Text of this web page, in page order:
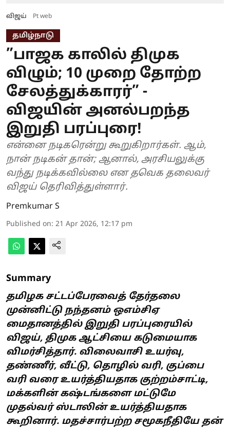
விஜய் Pt web
தமிழ்நாடு
”பாஜக காலில் திமுக
விழும்; 10 முறை தோற்ற
சேலத்துக்காரர்” -
விஜயின் அனல்பறந்த
இறுதி பரப்புரை!
என்னை நடிகரென்று கூறுகிறார்கள். ஆம்,
நான் நடிகன் தான்; ஆனால், அரசியலுக்கு
வந்து நடிக்கவில்லை என தவெக தலைவர்
விஜய் தெரிவித்துள்ளார்.
Premkumar S
Published on: 21 Apr 2026, 12:17 pm
Summary
தமிழக சட்டப்பேரவைத் தேர்தலை
முன்னிட்டு நந்தனம் ஒஎம்சிஏ
மைதானத்தில் இறுதி பரப்புரையில்
விஜய், திமுக ஆட்சியை கடுமையாக
விமர்சித்தார். விலைவாசி உயர்வு,
தண்ணீர், வீட்டு, தொழில் வரி, குப்பை
வரி வரை உயர்த்தியதாக குற்றம்சாட்டி,
மக்களின் கஷ்டங்களை மட்டுமே
முதல்வர் ஸ்டாலின் உயர்த்தியதாக
கூறினார். மதச்சார்பற்ற சமூகநீதியே தன்